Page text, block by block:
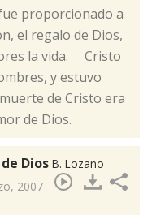
proporcionado a
el regalo de Dios,
la vida. Cristo
y estuvo
de Cristo era
de Dios.
Dios B. Lozano
2007